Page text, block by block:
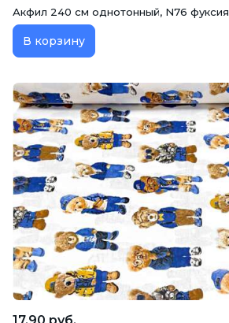
Акфил 240 см однотонный, N76 фуксия
В корзину
17,90 руб.